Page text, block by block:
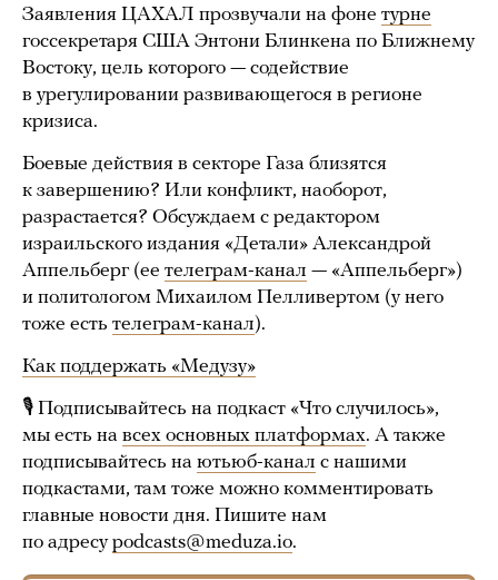
Заявления ЦАХАЛ прозвучали на фоне турне
госсекретаря США Энтони Блинкена по Ближнему
Востоку, цель которого — содействие
в урегулировании развивающегося в регионе
кризиса.
Боевые действия в секторе Газа близятся
к завершению? Или конфликт, наоборот,
разрастается? Обсуждаем с редактором
израильского издания «Детали» Александрой
Аппельберг (ее телеграм-канал — «Аппельберг»)
и политологом Михаилом Пелливертом (у него
тоже есть телеграм-канал).
Как поддержать «Медузу»
🎙 Подписывайтесь на подкаст «Что случилось»,
мы есть на всех основных платформах. А также
подписывайтесь на ютьюб-канал с нашими
подкастами, там тоже можно комментировать
главные новости дня. Пишите нам
по адресуpodcasts@meduza.io.